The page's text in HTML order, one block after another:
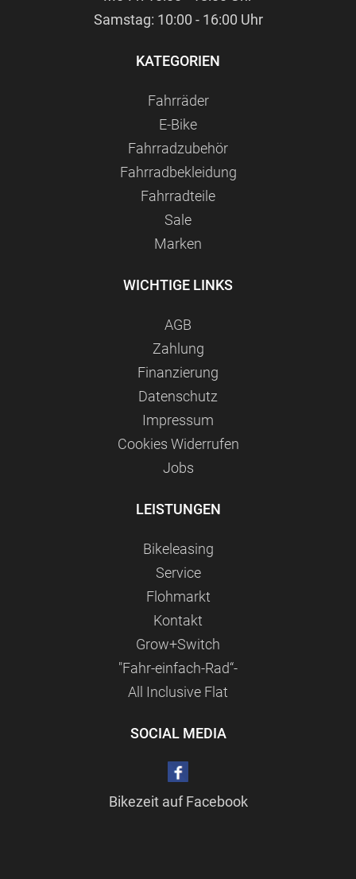
Samstag: 10:00 - 16:00 Uhr
KATEGORIEN
Fahrräder
E-Bike
Fahrradzubehör
Fahrradbekleidung
Fahrradteile
Sale
Marken
WICHTIGE LINKS
AGB
Zahlung
Finanzierung
Datenschutz
Impressum
Сookies Widerrufen
Jobs
LEISTUNGEN
Bikeleasing
Service
Flohmarkt
Kontakt
Grow+Switch
"Fahr-einfach-Rad“-
All Inclusive Flat
SOCIAL MEDIA
Bikezeit auf Facebook